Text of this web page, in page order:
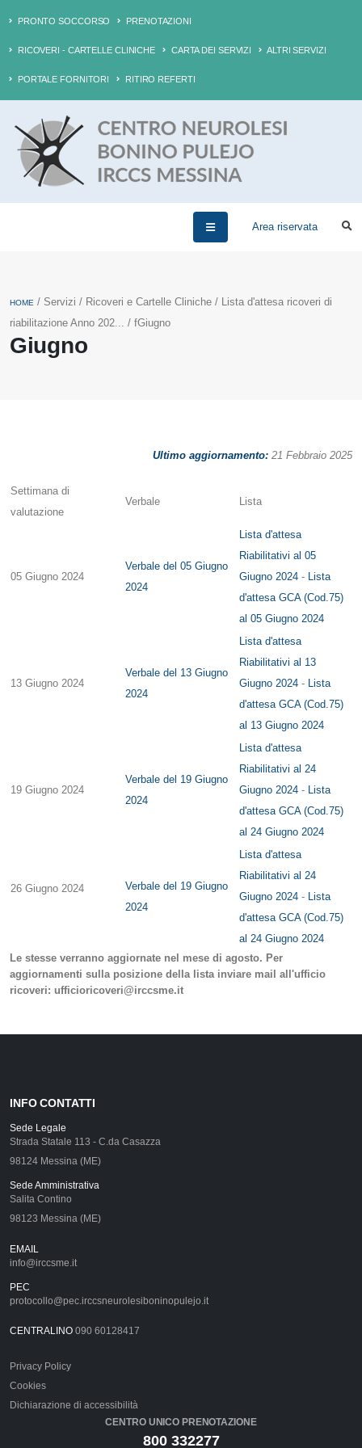
PRONTO SOCCORSO PRENOTAZIONI
RICOVERI - CARTELLE CLINICHE CARTA DEI SERVIZI ALTRI SERVIZI
PORTALE FORNITORI RITIRO REFERTI
Area riservata
Giugno
HOME / Servizi / Ricoveri e Cartelle Cliniche / Lista d'attesa ricoveri di
riabilitazione Anno 202... / fGiugno
Ultimo aggiornamento: 21 Febbraio 2025
Settimana di
valutazione
Verbale Lista
05 Giugno 2024
Verbale del 05 Giugno
2024
Lista d'attesa
Riabilitativi al 05
Giugno 2024 - Lista
d'attesa GCA (Cod.75)
al 05 Giugno 2024
13 Giugno 2024
Verbale del 13 Giugno
2024
Lista d'attesa
Riabilitativi al 13
Giugno 2024 - Lista
d'attesa GCA (Cod.75)
al 13 Giugno 2024
19 Giugno 2024
Verbale del 19 Giugno
2024
Lista d'attesa
Riabilitativi al 24
Giugno 2024 - Lista
d'attesa GCA (Cod.75)
al 24 Giugno 2024
26 Giugno 2024
Verbale del 19 Giugno
2024
Lista d'attesa
Riabilitativi al 24
Giugno 2024 - Lista
d'attesa GCA (Cod.75)
al 24 Giugno 2024
Le stesse verranno aggiornate nel mese di agosto. Per
aggiornamenti sulla posizione della lista inviare mail all'ufficio
ricoveri: ufficioricoveri@irccsme.it
INFO CONTATTI
Sede Legale
Strada Statale 113 - C.da Casazza
98124 Messina (ME)
Sede Amministrativa
Salita Contino
98123 Messina (ME)
EMAIL
info@irccsme.it
PEC
protocollo@pec.irccsneurolesiboninopulejo.it
CENTRALINO 090 60128417
Privacy Policy
Cookies
Dichiarazione di accessibilità
CENTRO UNICO PRENOTAZIONE
800 332277